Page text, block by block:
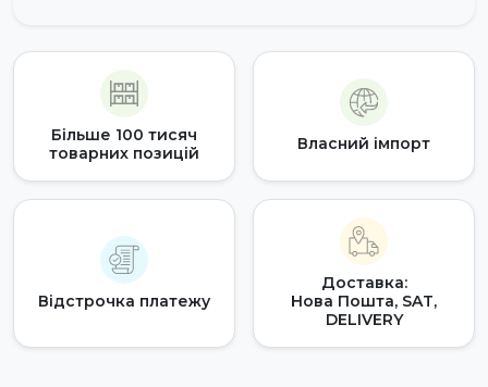
Більше 100 тисяч
товарних позицій
Власний імпорт
Відстрочка платежу
Доставка:
Нова Пошта, SAT,
DELIVERY